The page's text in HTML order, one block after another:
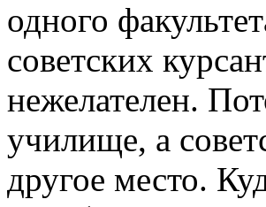
одного
советских
нежелателен.
училище, а
другое место.